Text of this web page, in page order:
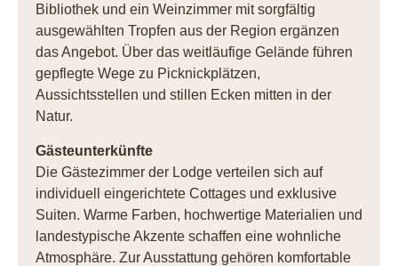
Bibliothek und ein Weinzimmer mit sorgfältig
ausgewählten Tropfen aus der Region ergänzen
das Angebot. Über das weitläufige Gelände führen
gepflegte Wege zu Picknickplätzen,
Aussichtsstellen und stillen Ecken mitten in der
Natur.
Gästeunterkünfte
Die Gästezimmer der Lodge verteilen sich auf
individuell eingerichtete Cottages und exklusive
Suiten. Warme Farben, hochwertige Materialien und
landestypische Akzente schaffen eine wohnliche
Atmosphäre. Zur Ausstattung gehören komfortable